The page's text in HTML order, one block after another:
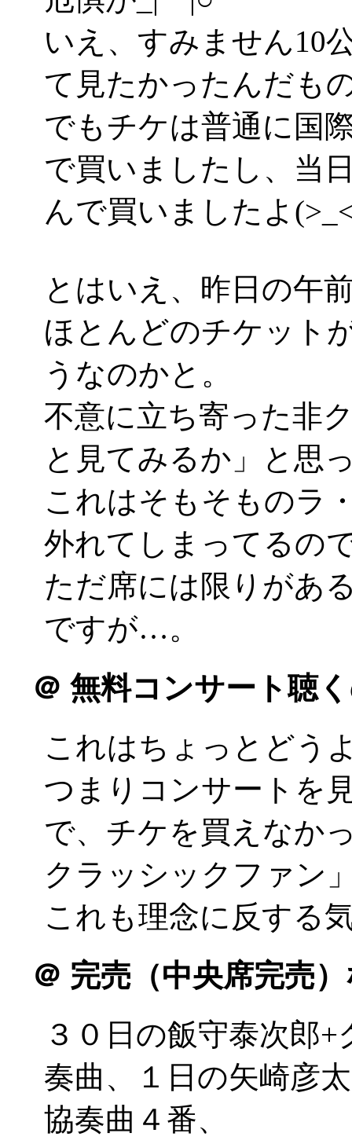
いえ、すみません10
て見たかったんだも
でもチケは普通に国
で買いましたし、当
んで買いましたよ
とはいえ、昨日の午
ほとんどのチケット
うなのかと。
不意に立ち寄った非
と見てみるか」と思
これはそもそものラ
外れてしまってるの
ただ席には限りがあ
ですが…。
＠ 無料コンサート聴
これはちょっとどう
つまりコンサートを
で、チケを買えなか
クラッシックファン
これも理念に反する
＠ 完売（中央席完売
３０日の飯守泰次郎
奏曲、１日の矢崎彦
協奏曲４番、